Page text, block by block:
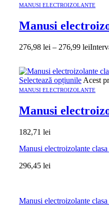
MANUSI ELECTROIZOLANTE
Manusi
276,98 lei – 276,99 lei
Selectează opțiunile Acest
MANUSI ELECTROIZOLANTE
Manusi
182,71 lei
Manusi electroizolante clasa
296,45 lei
Manusi electroizolante clasa